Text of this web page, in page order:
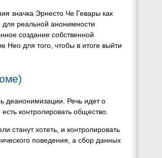
значка Эрнесто Че Гевары как
реальной анонимности
создание собственной
Нео для того, чтобы в итоге выйти
деанонимизации. Речь идет о
контролировать общество.
станут хотеть, и контролировать
поведения, а сбор данных